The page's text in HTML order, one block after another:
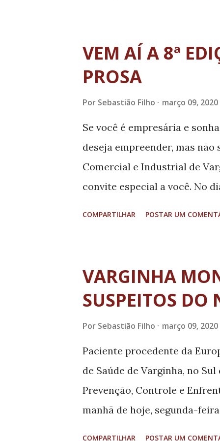
Federal de Lavras (UFLA)
doutorado defendida pela
(UFMG), entrevistou 12
instituições federais de
sua pesquisa, das 11
como elas precisavam fazer
administrativas e muitas
VEM AÍ A 8ª
PROSA
Por Sebastião Filho março 09, 2020
Se você é empresária e
deseja empreender, mas não
Comercial e Industrial de
convite especial a você. No
de entretenimento),
autoestima) e Yeda Fernal
empreendedorismo feminino
conhecer histórias de
oportunidade para adquirir
sonhos que parecem
promove a troca de
COMPARTILHAR POSTAR UM
VARGINHA
SUSPEITOS DO
Por Sebastião Filho março 09, 2020
Paciente procedente da
de Saúde de Varginha, no
Prevenção, Controle e
manhã de hoje, segunda-
COMPARTILHAR POSTAR UM